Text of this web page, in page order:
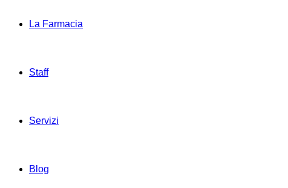
La Farmacia
Staff
Servizi
Blog